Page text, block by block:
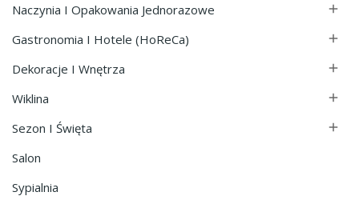
Naczynia I Opakowania Jednorazowe 
Gastronomia I Hotele (HoReCa) 
Dekoracje I Wnętrza 
Wiklina 
Sezon I Święta 
Salon
Sypialnia